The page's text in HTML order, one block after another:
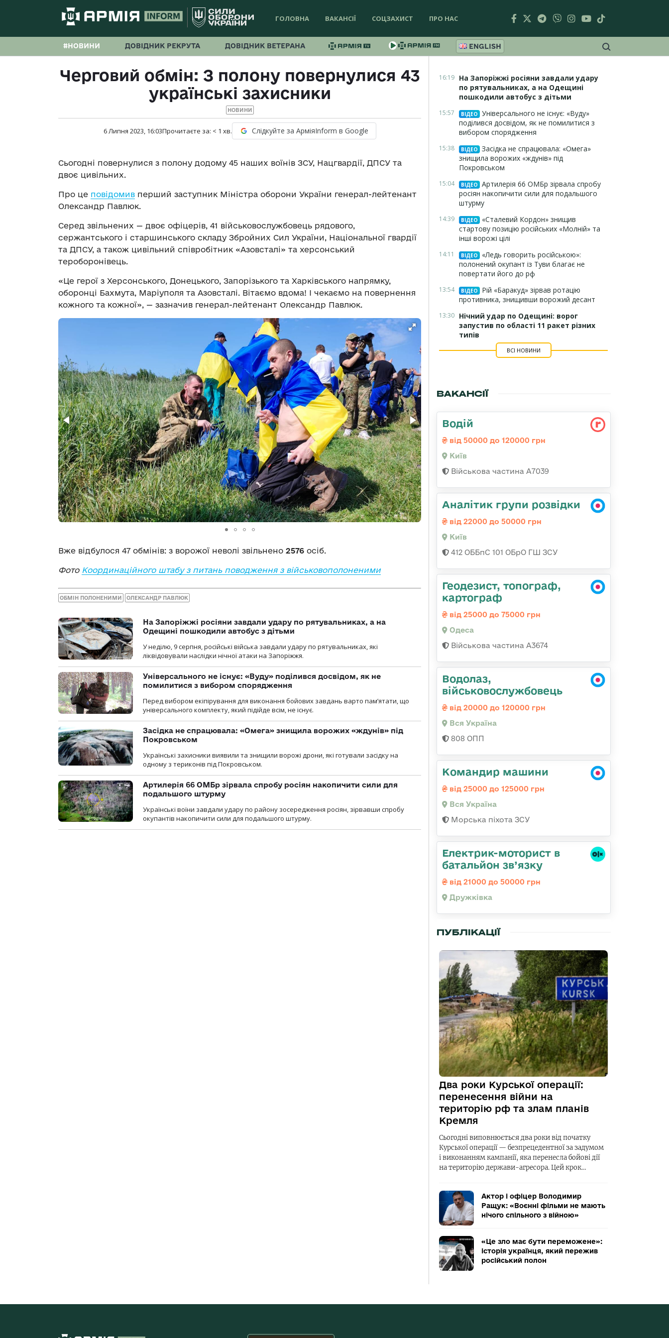
ГОЛОВНА ВАКАНСІЇ СОЦЗАХИСТ ПРО НАС
#НОВИНИ ДОВІДНИК РЕКРУТА ДОВІДНИК ВЕТЕРАНА ENGLISH
Черговий обмін: З полону повернулися 43
українські захисники
НОВИНИ
6 Липня 2023, 16:03Прочитаєте за: < 1 хв. Слідкуйте за АрміяInform в Google
Сьогодні повернулися з полону додому 45 наших воїнів ЗСУ, Нацгвардії, ДПСУ та
двоє цивільних.
Про це повідомив перший заступник Міністра оборони України генерал-лейтенант
Олександр Павлюк.
Серед звільнених — двоє офіцерів, 41 військовослужбовець рядового,
сержантського і старшинського складу Збройних Сил України, Національної гвардії
та ДПСУ, а також цивільний співробітник «Азовсталі» та херсонський
тероборонівець.
«Це герої з Херсонського, Донецького, Запорізького та Харківського напрямку,
оборонці Бахмута, Маріуполя та Азовсталі. Вітаємо вдома! І чекаємо на повернення
кожного та кожної», — зазначив генерал-лейтенант Олександр Павлюк.
Вже відбулося 47 обмінів: з ворожої неволі звільнено 2576 осіб.
Фото Координаційного штабу з питань поводження з військовополоненими
ОБМІН ПОЛОНЕНИМИ ОЛЕКСАНДР ПАВЛЮК
На Запоріжжі росіяни завдали удару по рятувальниках, а на
Одещині пошкодили автобус з дітьми
У неділю, 9 серпня, російські війська завдали удару по рятувальниках, які
ліквідовували наслідки нічної атаки на Запоріжжя.
Універсального не існує: «Вуду» поділився досвідом, як не
помилитися з вибором спорядження
Перед вибором екіпірування для виконання бойових завдань варто пам’ятати, що
універсального комплекту, який підійде всім, не існує.
Засідка не спрацювала: «Омега» знищила ворожих «ждунів» під
Покровськом
Українські захисники виявили та знищили ворожі дрони, які готували засідку на
одному з териконів під Покровськом.
Артилерія 66 ОМБр зірвала спробу росіян накопичити сили для
подальшого штурму
Українські воїни завдали удару по району зосередження росіян, зірвавши спробу
окупантів накопичити сили для подальшого штурму.
16:19 На Запоріжжі росіяни завдали удару
по рятувальниках, а на Одещині
пошкодили автобус з дітьми
15:57 ВІДЕО
Універсального не існує: «Вуду»
поділився досвідом, як не помилитися з
вибором спорядження
15:38 ВІДЕО
Засідка не спрацювала: «Омега»
знищила ворожих «ждунів» під
Покровськом
15:04 ВІДЕО
Артилерія 66 ОМБр зірвала спробу
росіян накопичити сили для подальшого
штурму
14:39 ВІДЕО
«Сталевий Кордон» знищив
стартову позицію російських «Молній» та
інші ворожі цілі
14:11 ВІДЕО
«Ледь говорить російською»:
полонений окупант із Туви благає не
повертати його до рф
13:54 ВІДЕО
Рій «Баракуд» зірвав ротацію
противника, знищивши ворожий десант
13:30 Нічний удар по Одещині: ворог
запустив по області 11 ракет різних
типів
ВСІ НОВИНИ
ВАКАНСІЇ
Водій
від 50000 до 120000 грн
Київ
Військова частина А7039
Аналітик групи розвідки
від 22000 до 50000 грн
Київ
412 ОББпС 101 ОБрО ГШ ЗСУ
Геодезист, топограф,
картограф
від 25000 до 75000 грн
Одеса
Військова частина А3674
Водолаз,
військовослужбовець
від 20000 до 120000 грн
Вся Україна
808 ОПП
Командир машини
від 25000 до 125000 грн
Вся Україна
Морська піхота ЗСУ
Електрик-моторист в
батальйон зв’язку
від 21000 до 50000 грн
Дружківка
ПУБЛІКАЦІЇ
Два роки Курської операції:
перенесення війни на
територію рф та злам планів
Кремля
Сьогодні виповнюється два роки від початку
Курської операції — безпрецедентної за задумом
і виконанням кампанії, яка перенесла бойові дії
на територію держави-агресора. Цей крок…
Актор і офіцер Володимир
Ращук: «Воєнні фільми не мають
нічого спільного з війною»
«Це зло має бути переможене»:
історія українця, який пережив
російський полон